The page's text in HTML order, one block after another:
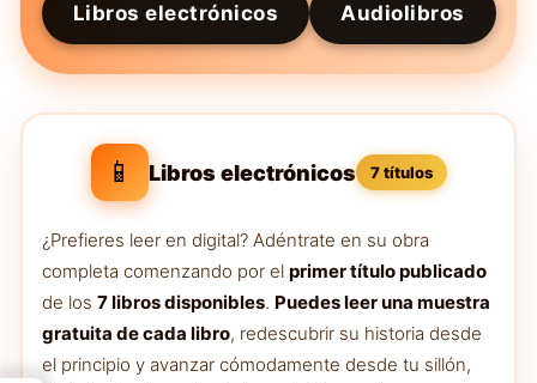
Libros electrónicos Audiolibros
📱 Libros electrónicos 7 títulos
¿Prefieres leer en digital? Adéntrate en su obra
completa comenzando por el primer título publicado
de los 7 libros disponibles. Puedes leer una muestra
gratuita de cada libro, redescubrir su historia desde
el principio y avanzar cómodamente desde tu sillón,